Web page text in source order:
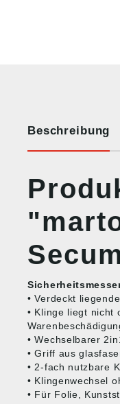
Beschreibung
• Verdeckt
• Klinge liegt nicht
• Wechselbarer
• Griff aus
• 2-fach nutzbare
• Klingenwechsel
• Für Folie,